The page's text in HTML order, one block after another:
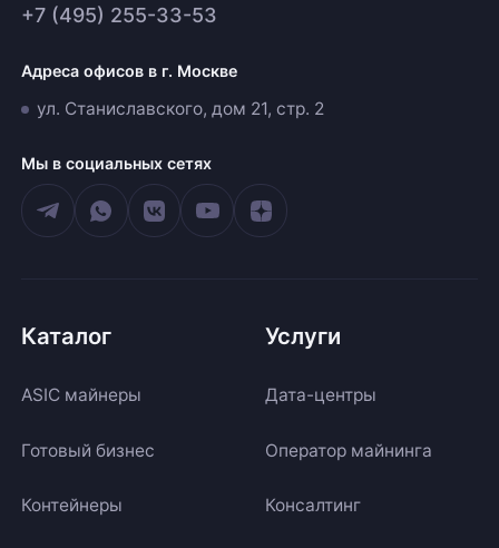
+7 (495) 255-33-53
Адреса офисов в г. Москве
ул. Станиславского, дом 21, стр. 2
Мы в социальных сетях
Каталог
ASIC майнеры
Готовый бизнес
Контейнеры
Услуги
Дата-центры
Оператор майнинга
Консалтинг